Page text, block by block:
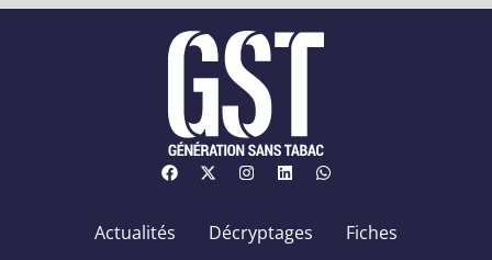
Actualités Décryptages
Fiches